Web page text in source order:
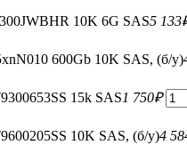
10K 6G SAS5 133
600Gb 10K SAS, (б/у)
15k SAS1 750₽
10K SAS, (б/у)4